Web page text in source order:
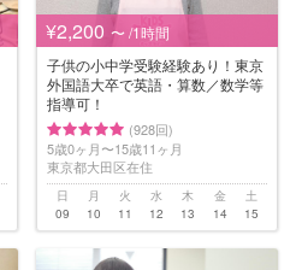
¥2,200 〜 /1時間
子供の小中学受験経験あり！東京
外国語大卒で英語・算数／数学等
指導可！
(928回)
5歳0ヶ月〜15歳11ヶ月
東京都大田区在住
日
09
月
10
火
11
水
12
木
13
金
14
土
15